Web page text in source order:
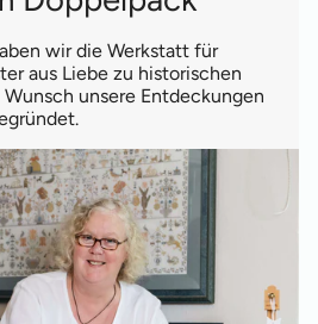
wir die Werkstatt für
aus Liebe zu historischen
unsere Entdeckungen